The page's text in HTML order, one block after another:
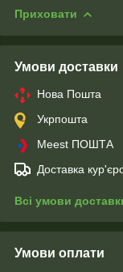
Приховати
Умови доставки
Нова Пошта
Укрпошта
Meest ПОШТА
Доставка
Всі умови
Умови оплати